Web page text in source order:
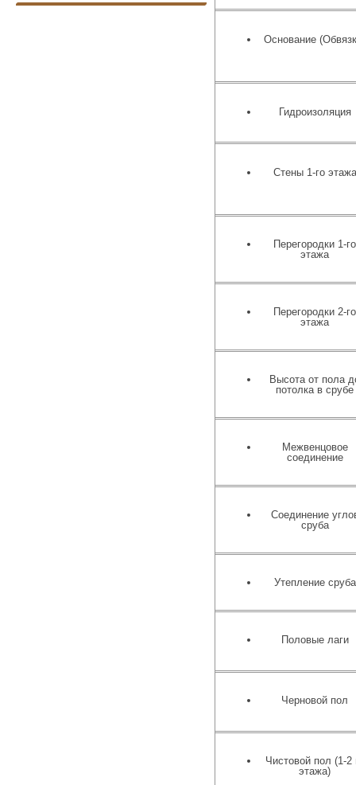
Основание
Гидроизоляция
Стены 1-го этажа
Перегородки 1-го
этажа
Перегородки 2-го
этажа
Высота от пола
потолка в срубе
Межвенцовое
соединение
Соединение
сруба
Утепление сруба
Половые лаги
Черновой пол
Чистовой пол (1-2
этажа)